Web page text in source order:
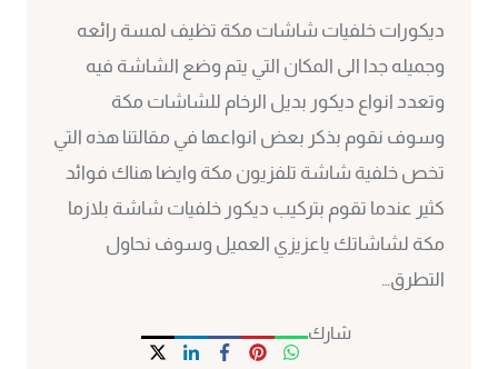
ديكورات خلفيات شاشات مكة تظيف لمسة رائعه
وجميله جدا الى المكان التي يتم وضع الشاشة فيه
وتعدد انواع ديكور بديل الرخام للشاشات مكة
وسوف نقوم بذكر بعض انواعها في مقالتنا هذه التي
تخص خلفية شاشة تلفزيون مكة وايضا هناك فوائد
كثير عندما تقوم بتركيب ديكور خلفيات شاشة بلازما
مكة لشاشاتك ياعزيزي العميل وسوف نحاول
التطرق…
شارك